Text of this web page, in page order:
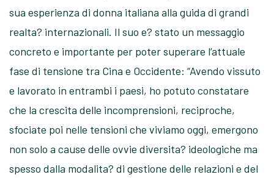
sua esperienza di donna italiana alla guida di grandi
realta? internazionali. Il suo e? stato un messaggio
concreto e importante per poter superare l’attuale
fase di tensione tra Cina e Occidente: “Avendo vissuto
e lavorato in entrambi i paesi, ho potuto constatare
che la crescita delle incomprensioni, reciproche,
sfociate poi nelle tensioni che viviamo oggi, emergono
non solo a cause delle ovvie diversita? ideologiche ma
spesso dalla modalita? di gestione delle relazioni e del